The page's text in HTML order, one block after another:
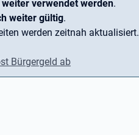
verwendet werden.
weiter gültig.
werden zeitnah aktualisiert.
Bürgergeld ab